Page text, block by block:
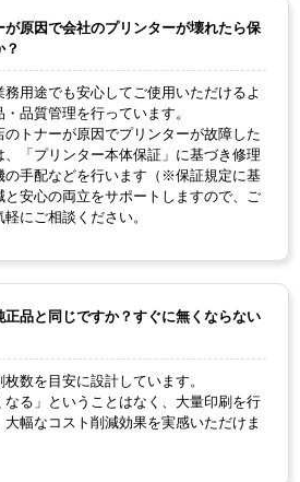
が原因で会社のプリンターが壊れたら保
用途でも安心してご使用いただけるよ
品質管理を行っています。
のトナーが原因でプリンターが故障した
、「プリンター本体保証」に基づき修理
の手配などを行います（※保証規定に基
と安心の両立をサポートしますので、ご
にご相談ください。
正品と同じですか？すぐに無くならない
数を目安に設計しています。
なる」ということはなく、大量印刷を行
大幅なコスト削減効果を実感いただけま